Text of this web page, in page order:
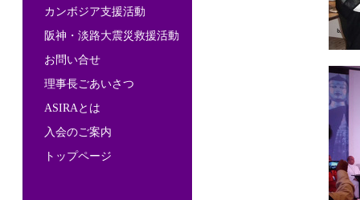
カンボジア支援活動
阪神・淡路大震災救援活動
お問い合せ
理事長ごあいさつ
ASIRAとは
入会のご案内
トップページ